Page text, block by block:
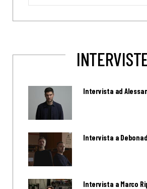
Intervista ad
Intervista a
Intervista a Marco